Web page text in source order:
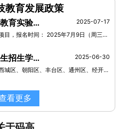
教育发展政策
2025年北京八中超常教育实验项目招生简章
2025-07-17
2025年北京八中超常教育实验项目，报名时间： 2025年7月9日（周三）上午8:00至2025年7月11日（周五）下午17:00
2025年北京科技特长生招生学校有哪些？
2025-06-30
2025年北京海淀区、东城区、西城区、朝阳区、丰台区、通州区、经开区、顺义区、昌平区、石景山区、大兴区、房山区、怀柔区等，13区共82所学校发布科技特长生招生简章！
看更多